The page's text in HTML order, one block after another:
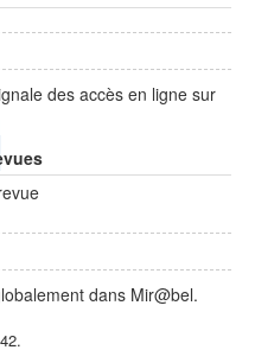
des accès en ligne sur
dans Mir@bel.